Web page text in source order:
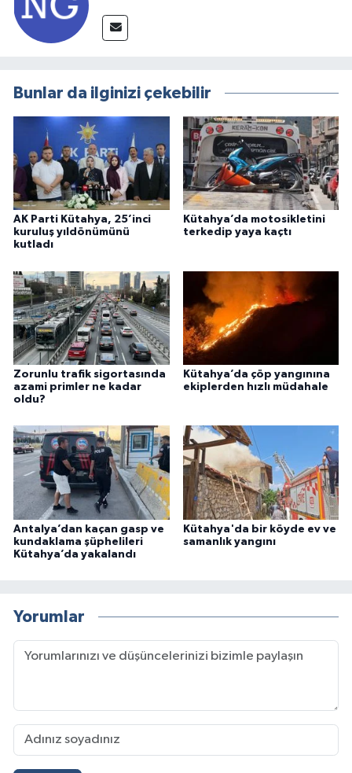
Bunlar da ilginizi çekebilir
AK Parti Kütahya, 25’inci
kuruluş yıldönümünü
kutladı
Kütahya’da motosikletini
terkedip yaya kaçtı
Zorunlu trafik sigortasında
azami primler ne kadar
oldu?
Kütahya’da çöp yangınına
ekiplerden hızlı müdahale
Antalya’dan kaçan gasp ve
kundaklama şüphelileri
Kütahya’da yakalandı
Kütahya'da bir köyde ev ve
samanlık yangını
Yorumlar